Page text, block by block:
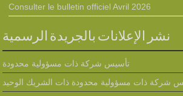
Consulter le bulletin officiel Avril 2026
نشر الإعلانات بالجريدة الرسمية
تأسيس شركة ذات مسؤولية محدودة
شركة ذات مسؤولية محدودة ذات الشريك الوحيد